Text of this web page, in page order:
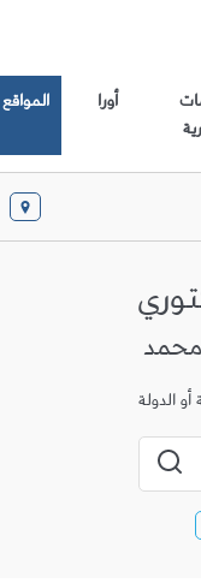
أورا المواقع
الدولة